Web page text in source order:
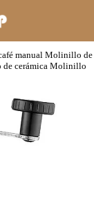
manual Molinillo de
de cerámica Molinillo